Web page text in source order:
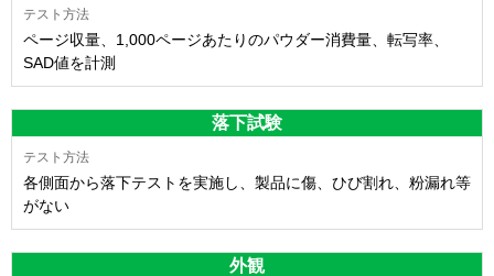
ページ収量、1,000ページあたりのパウダー消費量、転写率、
SAD値を計測
落下試験
各側面から落下テストを実施し、製品に傷、ひび割れ、粉漏れ等
がない
外観